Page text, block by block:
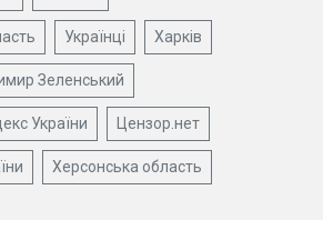
Українці Харків
Зеленський
України Цензор.нет
Херсонська область